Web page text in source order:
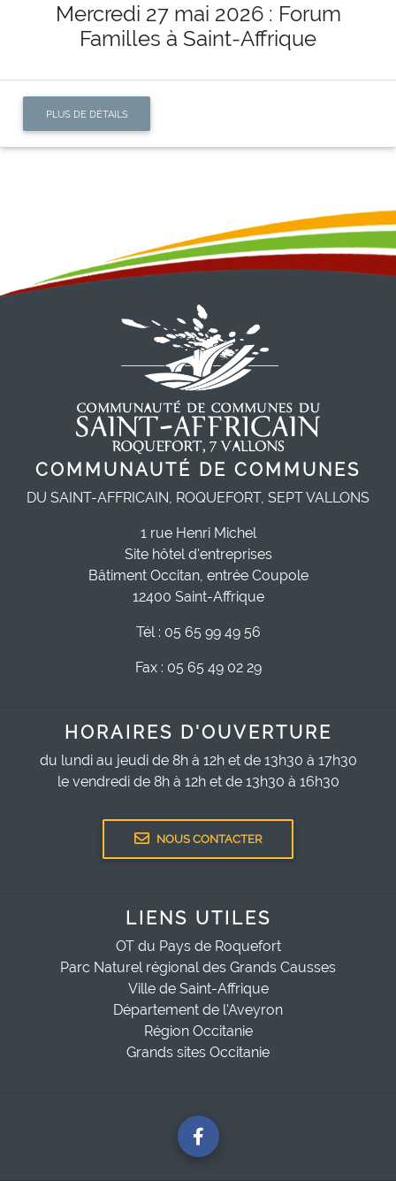
Mercredi 27 mai 2026 : Forum
Familles à Saint-Affrique
PLUS DE DÉTAILS
COMMUNAUTÉ DE COMMUNES
DU SAINT-AFFRICAIN, ROQUEFORT, SEPT VALLONS
1 rue Henri Michel
Site hôtel d'entreprises
Bâtiment Occitan, entrée Coupole
12400 Saint-Affrique
Tél : 05 65 99 49 56
Fax : 05 65 49 02 29
HORAIRES D'OUVERTURE
du lundi au jeudi de 8h à 12h et de 13h30 à 17h30
le vendredi de 8h à 12h et de 13h30 à 16h30
NOUS CONTACTER
LIENS UTILES
OT du Pays de Roquefort
Parc Naturel régional des Grands Causses
Ville de Saint-Affrique
Département de l'Aveyron
Région Occitanie
Grands sites Occitanie